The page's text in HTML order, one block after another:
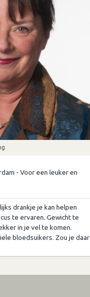
- Voor een leuker en
drankje je kan helpen
te ervaren. Gewicht te
in je vel te komen.
bloedsuikers. Zou je daar